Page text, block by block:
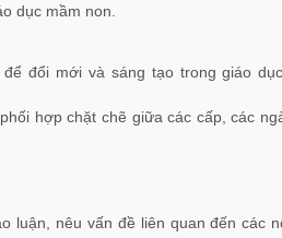
dục mầm non.
đổi mới và sáng tạo trong giáo
hợp chặt chẽ giữa các cấp, các
luận, nêu vấn đề liên quan đến các